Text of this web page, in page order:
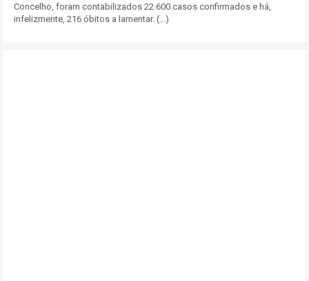
Concelho, foram contabilizados 22.600 casos confirmados e há,
infelizmente, 216 óbitos a lamentar. (...)